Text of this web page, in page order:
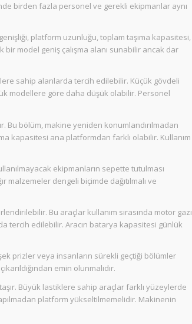
birden fazla personel ve gerekli ekipmanlar aynı
platform uzunluğu, toplam taşıma kapasitesi,
model geniş çalışma alanı sunabilir ancak dar
sahip alanlarda tercih edilebilir. Küçük gövdeli
modellere göre daha düşük olabilir. Personel
Bu bölüm, makine yeniden konumlandırılmadan
kapasitesi ana platformdan farklı olabilir. Kullanım
ekipmanların sepette tutulması
malzemeler dengeli biçimde dağıtılmalı ve
Bu araçlar kullanım sırasında motor gazı
tercih edilebilir. Aracın batarya kapasitesi günlük
prizler veya insanların sürekli geçtiği bölümler
emin olunmalıdır.
Büyük lastiklere sahip araçlar farklı yüzeylerde
platform yükseltilmemelidir. Makinenin